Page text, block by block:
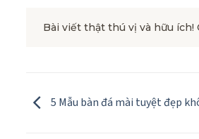
Bài viết thật thú vị và hữu ích!
5 Mẫu bàn đá mài tuyệt đẹp